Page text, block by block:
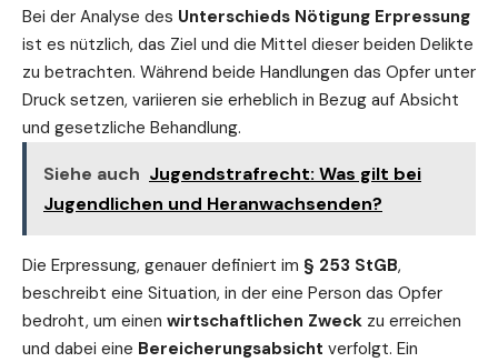
Bei der Analyse des Unterschieds Nötigung Erpressung
ist es nützlich, das Ziel und die Mittel dieser beiden Delikte
zu betrachten. Während beide Handlungen das Opfer unter
Druck setzen, variieren sie erheblich in Bezug auf Absicht
und gesetzliche Behandlung.
Siehe auch Jugendstrafrecht: Was gilt bei
Jugendlichen und Heranwachsenden?
Die Erpressung, genauer definiert im § 253 StGB,
beschreibt eine Situation, in der eine Person das Opfer
bedroht, um einen wirtschaftlichen Zweck zu erreichen
und dabei eine Bereicherungsabsicht verfolgt. Ein